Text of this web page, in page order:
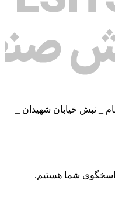
_ نبش خیابان شهیدان _